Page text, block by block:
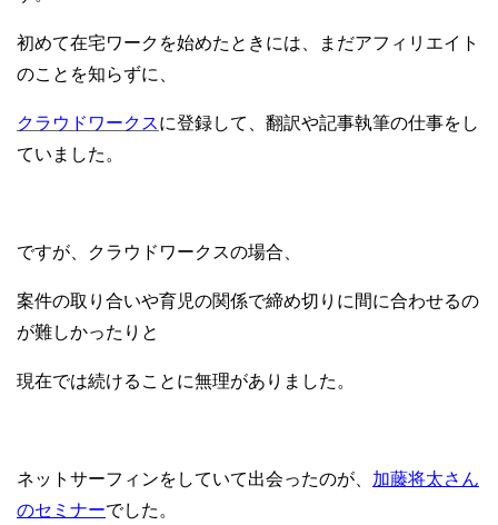
初めて在宅ワークを始めたときには、まだアフィリエイト
のことを知らずに、
クラウドワークスに登録して、翻訳や記事執筆の仕事をし
ていました。
ですが、クラウドワークスの場合、
案件の取り合いや育児の関係で締め切りに間に合わせるの
が難しかったりと
現在では続けることに無理がありました。
ネットサーフィンをしていて出会ったのが、 加藤将太さん
のセミナーでした。